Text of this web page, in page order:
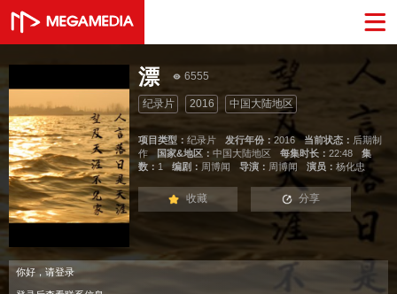
漂 6555
纪录片 2016 中国大陆地区
项目类型： 纪录片 发行年份： 2016 当前状态： 后期制
作
国家&地区： 中国大陆地区 每集时长： 22:48
集
数： 1 编剧： 周博闻 导演： 周博闻 演员： 杨化忠
收藏 分享
你好，请登录